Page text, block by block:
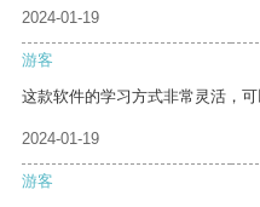
2024-01-19
游客
这款软件的学习方式非常灵活，
2024-01-19
游客